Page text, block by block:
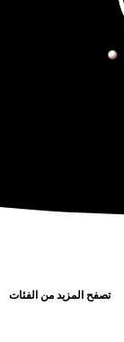
تصفح المزيد من الفئات